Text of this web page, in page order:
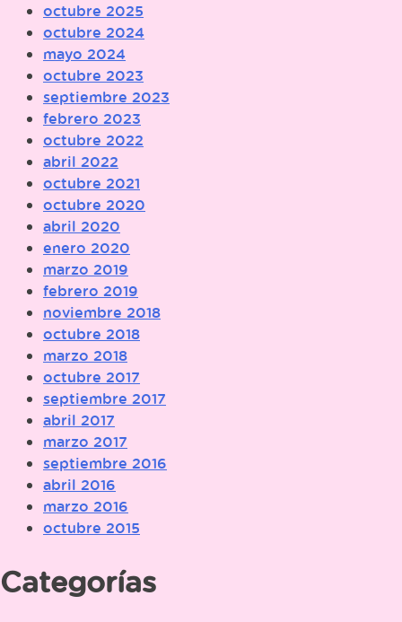
octubre 2025
octubre 2024
mayo 2024
octubre 2023
septiembre 2023
febrero 2023
octubre 2022
abril 2022
octubre 2021
octubre 2020
abril 2020
enero 2020
marzo 2019
febrero 2019
noviembre 2018
octubre 2018
marzo 2018
octubre 2017
septiembre 2017
abril 2017
marzo 2017
septiembre 2016
abril 2016
marzo 2016
octubre 2015
Categorías